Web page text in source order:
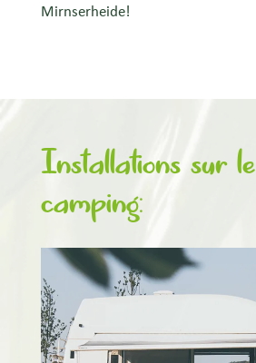
Mirnserheide!
Installations sur le
camping: